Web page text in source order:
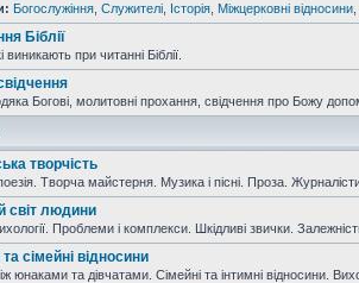
Богослужіння Служителі Історія Міжцерковні відносини
Біблії
виникають при читанні Біблії.
Богові, молитовні прохання, свідчення про Божу
творчість
Творча майстерня. Музика і пісні. Проза.
світ людини
Проблеми і комплекси. Шкідливі звички.
сімейні відносини
юнаками та дівчатами. Сімейні та інтимні відносини.